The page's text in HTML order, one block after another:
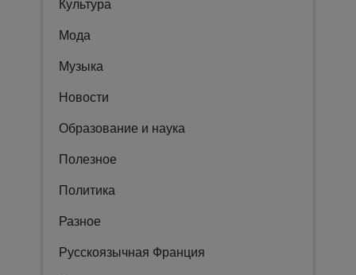
Культура
Мода
Музыка
Новости
Образование и наука
Полезное
Политика
Разное
Русскоязычная Франция